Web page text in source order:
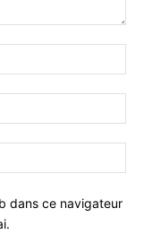
dans ce navigateur